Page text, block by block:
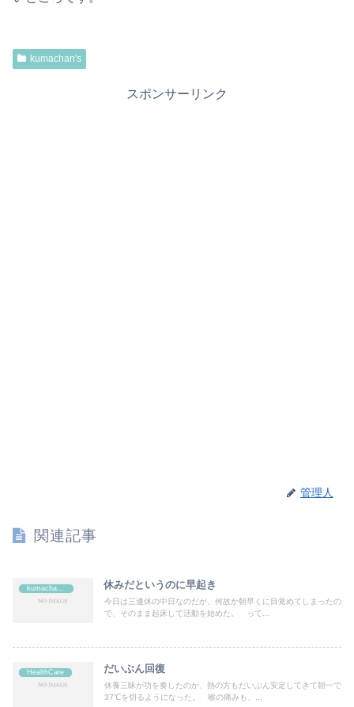
kumachan's
スポンサーリンク
管理人
関連記事
kumachan's 休みだというのに早起き
今日は三連休の中日なのだが、何故か朝早くに目覚めてしまったの
で、そのまま起床して活動を始めた。 って...
HealthCare だいぶん回復
休養三昧が功を奏したのか、熱の方もだいぶん安定してきて朝一で
37℃を切るようになった。 喉の痛みも、...